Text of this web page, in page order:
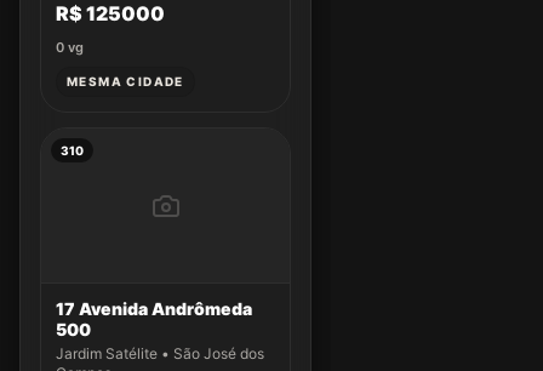
R$ 125000
0 vg
MESMA CIDADE
310
17 Avenida Andrômeda
500
Jardim Satélite • São José dos